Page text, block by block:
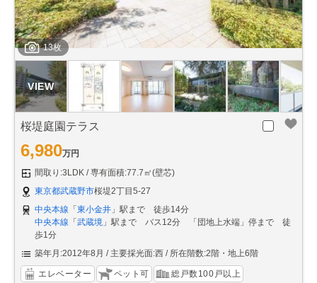
13枚
桜堤庭園テラス
6,980万円
間取り:3LDK
専有面積:77.7㎡(壁芯)
東京都武蔵野市桜堤2丁目5-27
中央本線 「 東小金井 」駅まで 徒歩14分
中央本線 「 武蔵境 」駅まで バス12分 「団地上水端」停まで 徒
歩1分
築年月:2012年8月
主要採光面:西 所在階数:2階・地上6階
エレベーター ペット可
総戸数100戸以上